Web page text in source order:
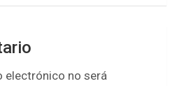
electrónico no será